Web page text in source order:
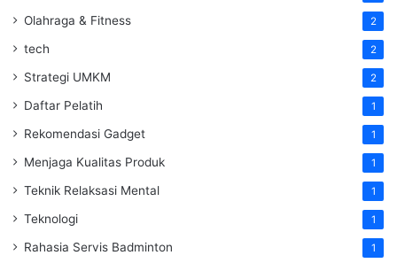
Olahraga & Fitness 2
tech 2
Strategi UMKM 2
Daftar Pelatih 1
Rekomendasi Gadget 1
Menjaga Kualitas Produk 1
Teknik Relaksasi Mental 1
Teknologi 1
Rahasia Servis Badminton 1